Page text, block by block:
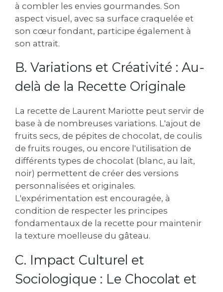
à combler les envies gourmandes. Son
aspect visuel‚ avec sa surface craquelée et
son cœur fondant‚ participe également à
son attrait.
B. Variations et Créativité : Au-
delà de la Recette Originale
La recette de Laurent Mariotte peut servir de
base à de nombreuses variations. L'ajout de
fruits secs‚ de pépites de chocolat‚ de coulis
de fruits rouges‚ ou encore l'utilisation de
différents types de chocolat (blanc‚ au lait‚
noir) permettent de créer des versions
personnalisées et originales.
L'expérimentation est encouragée‚ à
condition de respecter les principes
fondamentaux de la recette pour maintenir
la texture moelleuse du gâteau.
C. Impact Culturel et
Sociologique : Le Chocolat et